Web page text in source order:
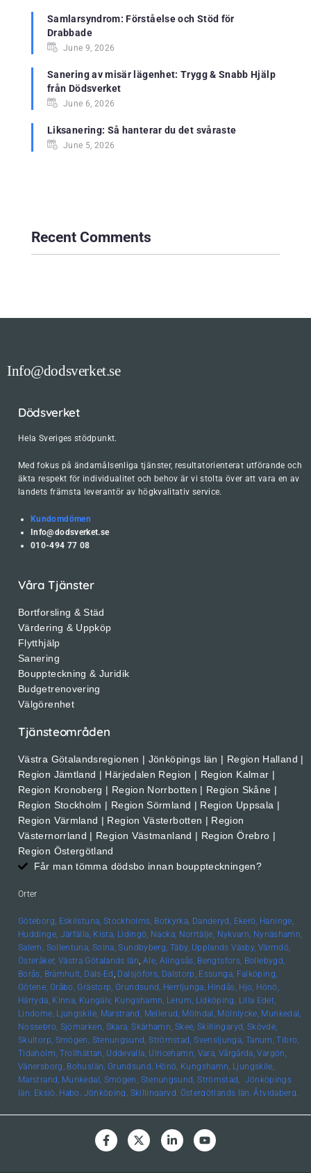
Samlarsyndrom: Förståelse och Stöd för
Drabbade
June 9, 2026
Sanering av misär lägenhet: Trygg & Snabb Hjälp
från Dödsverket
June 6, 2026
Liksanering: Så hanterar du det svåraste
June 5, 2026
Recent Comments
Info@dodsverket.se
Dödsverket
Hela Sveriges stödpunkt.
Med fokus på ändamålsenliga tjänster, resultatorienterat utförande och
äkta respekt för individualitet och behov är vi stolta över att vara en av
landets främsta leverantör av högkvalitativ service.
Kundomdömen
Info@dodsverket.se
010-494 77 08
Våra Tjänster
Bortforsling & Städ
Värdering & Uppköp
Flytthjälp
Sanering
Bouppteckning & Juridik
Budgetrenovering
Välgörenhet
Tjänsteområden
Västra Götalandsregionen | Jönköpings län | Region Halland |
Region Jämtland | Härjedalen Region | Region Kalmar |
Region Kronoberg | Region Norrbotten | Region Skåne |
Region Stockholm | Region Sörmland | Region Uppsala |
Region Värmland | Region Västerbotten | Region
Västernorrland | Region Västmanland | Region Örebro |
Region Östergötland
Får man tömma dödsbo innan bouppteckningen?
Orter
Göteborg, Eskilstuna, Stockholms, Botkyrka, Danderyd, Ekerö, Haninge,
Huddinge, Järfälla, Kista, Lidingö, Nacka, Norrtälje, Nykvarn, Nynäshamn,
Salem, Sollentuna, Solna, Sundbyberg, Täby, Upplands Väsby, Värmdö,
Österåker, Västra Götalands län, Ale, Alingsås, Bengtsfors, Bollebygd,
Borås, Brämhult, Dals-Ed , Dalsjöfors, Dalstorp, Essunga, Falköping,
Götene, Gråbo, Grästorp, Grundsund, Herrljunga, Hindås, Hjo, Hönö,
Härryda, Kinna, Kungälv, Kungshamn, Lerum, Lidköping, Lilla Edet,
Lindome, Ljungskile, Marstrand, Mellerud, Mölndal, Mölnlycke, Munkedal,
Nossebro, Sjömarken, Skara, Skärhamn, Skee, Skillingaryd, Skövde,
Skultorp, Smögen, Stenungsund, Strömstad, Svensljunga, Tanum, Tibro,
Tidaholm, Trollhättan, Uddevalla, Ulricehamn, Vara, Vårgårda, Vargön,
Vänersborg, Bohuslän, Grundsund, Hönö, Kungshamn, Ljungskile,
Marstrand, Munkedal, Smögen, Stenungsund, Strömstad, Jönköpings
län, Eksjö, Habo, Jönköping, Skillingaryd, Östergötlands län, Åtvidaberg,
Helsingborg, Höör, Lund, Malmö,
Värmlands län, Edsvalla, Karlstad,